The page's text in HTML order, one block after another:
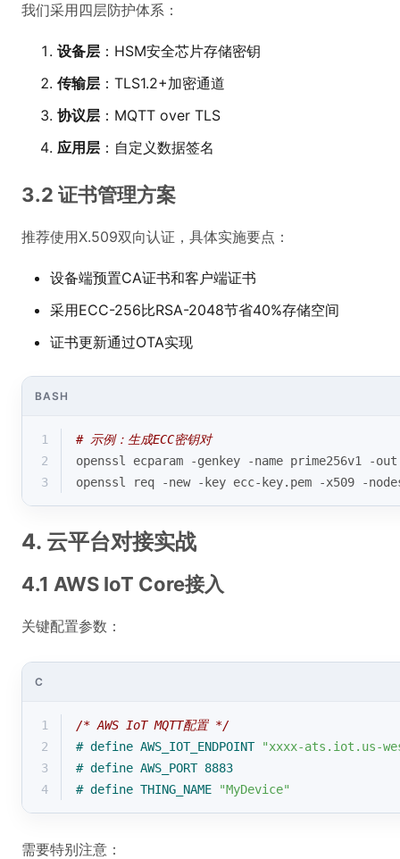
我们采用四层防护体系：
设备层 ：HSM安全芯片存储密钥
传输层 ：TLS1.2+加密通道
协议层 ：MQTT over TLS
应用层 ：自定义数据签名
3.2 证书管理方案
推荐使用X.509双向认证，具体实施要点：
设备端预置CA证书和客户端证书
采用ECC-256比RSA-2048节省40%存储空间
证书更新通过OTA实现
BASH
1
# 示例：生成ECC密钥对
2
openssl ecparam -genkey -name prime256v1 -
3
openssl req -new -key ecc-key.pem -x509 -
4. 云平台对接实战
4.1 AWS IoT Core接入
关键配置参数：
C
1
/* AWS IoT MQTT配置 */
2
# define AWS_IOT_ENDPOINT "xxxx-ats.iot.us-
3
# define AWS_PORT 8883
4
# define THING_NAME "MyDevice"
需要特别注意：